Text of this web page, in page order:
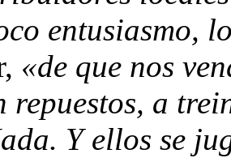
entusiasmo,
«de que nos
repuestos, a
Y ellos se